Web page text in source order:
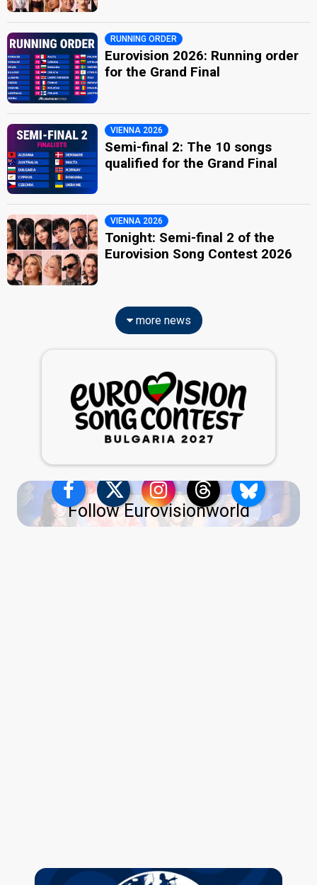
RUNNING ORDER
Eurovision 2026: Running order
for the Grand Final
VIENNA 2026
Semi-final 2: The 10 songs
qualified for the Grand Final
VIENNA 2026
Tonight: Semi-final 2 of the
Eurovision Song Contest 2026
more news
Follow Eurovisionworld